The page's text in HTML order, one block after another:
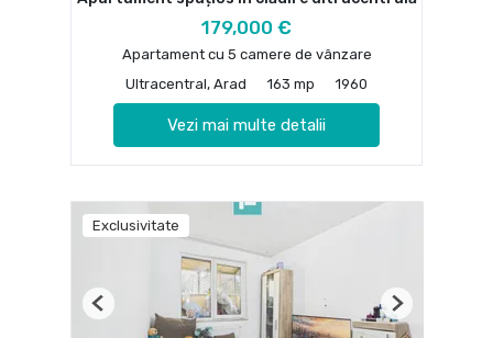
179,000 €
Apartament cu 5 camere de vânzare
Ultracentral, Arad
163 mp 1960
Vezi mai multe detalii
Exclusivitate
Previous Next